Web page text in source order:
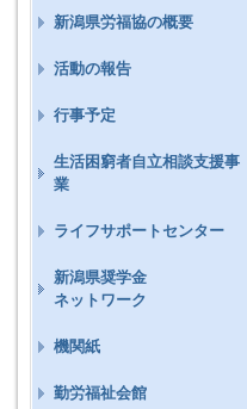
新潟県労福協の概要
活動の報告
行事予定
生活困窮者自立相談支援事
業
ライフサポートセンター
新潟県奨学金
ネットワーク
機関紙
勤労福祉会館